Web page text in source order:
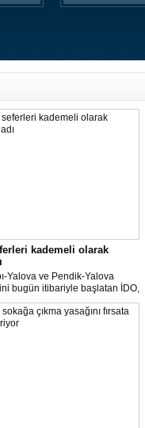
kademeli olarak
Yalova ve Pendik-Yalova
bugün itibariyle başlatan İDO,
itibariyle de bünyesinde
kademeli olarak başlatacak.